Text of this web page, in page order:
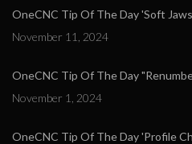
OneCNC Tip Of The Day 'Soft
November 11, 2024
OneCNC Tip Of The Day
November 1, 2024
OneCNC Tip Of The Day 'Profile